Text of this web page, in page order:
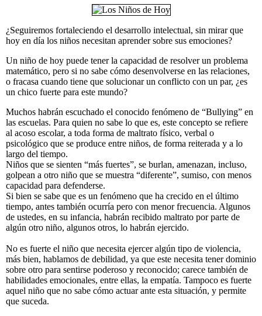
¿Seguiremos fortaleciendo el desarrollo intelectual, sin mirar que
hoy en día los niños necesitan aprender sobre sus emociones?
Un niño de hoy puede tener la capacidad de resolver un problema
matemático, pero si no sabe cómo desenvolverse en las relaciones,
o fracasa cuando tiene que solucionar un conflicto con un par, ¿es
un chico fuerte para este mundo?
Muchos habrán escuchado el conocido fenómeno de “Bullying” en
las escuelas. Para quien no sabe lo que es, este concepto se refiere
al acoso escolar, a toda forma de maltrato físico, verbal o
psicológico que se produce entre niños, de forma reiterada y a lo
largo del tiempo.
Niños que se sienten “más fuertes”, se burlan, amenazan, incluso,
golpean a otro niño que se muestra “diferente”, sumiso, con menos
capacidad para defenderse.
Si bien se sabe que es un fenómeno que ha crecido en el último
tiempo, antes también ocurría pero con menor frecuencia. Algunos
de ustedes, en su infancia, habrán recibido maltrato por parte de
algún otro niño, algunos otros, lo habrán ejercido.
No es fuerte el niño que necesita ejercer algún tipo de violencia,
más bien, hablamos de debilidad, ya que este necesita tener dominio
sobre otro para sentirse poderoso y reconocido; carece también de
habilidades emocionales, entre ellas, la empatía. Tampoco es fuerte
aquel niño que no sabe cómo actuar ante esta situación, y permite
que suceda.